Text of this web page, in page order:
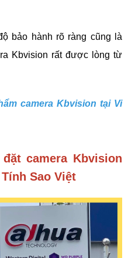
bảo hành rõ ràng cũng là
Kbvision rất được lòng từ
camera Kbvision tại Vi
camera Kbvision
Sao Việt